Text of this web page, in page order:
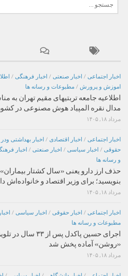
برای:
اخبار اجتماعی / اخبار صنعتی / اخبار فرهنگی /
اموزش و پرورش / مطبوعات و رسانه ها
اطلاعیه جامعه تربتیهای مقیم تهران به
مدال نقره المپیاد هوش مصنوعی در
مرداد ۱۸, ۱۴۰۵
اخبار اجتماعی / اخبار اقتصادی / اخبار بهداشتی
حقوقی / اخبار سیاسی / اخبار صنعتی / اخبار
و رسانه ها
حذف ارز دارو یعنی «سال کشتار
بنویسید؛ برای وزیر اقتصاد و خانواده‌اش
مرداد ۱۸, ۱۴۰۵
اخبار اجتماعی / اخبار حقوقی / اخبار سیاسی /
مطبوعات و رسانه ها
اجرای حسین پاکدل پس از ۳۳
«روشن» آماده پخش شد
مرداد ۱۸, ۱۴۰۵